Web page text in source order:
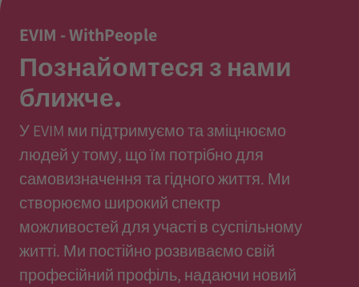
EVIM - WithPeople
Познайомтеся з нами
ближче.
У EVIM ми підтримуємо та зміцнюємо
людей у тому, що їм потрібно для
самовизначення та гідного життя. Ми
створюємо широкий спектр
можливостей для участі в суспільному
житті. Ми постійно розвиваємо свій
професійний профіль, надаючи новий